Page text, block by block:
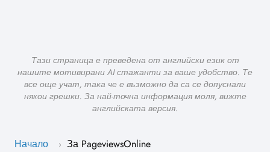
Тази страница е преведена от английски език от
нашите мотивирани AI стажанти за ваше удобство. Те
все още учат, така че е възможно да са се допуснали
някои грешки. За най-точна информация моля, вижте
английската версия.
Начало › За PageviewsOnline